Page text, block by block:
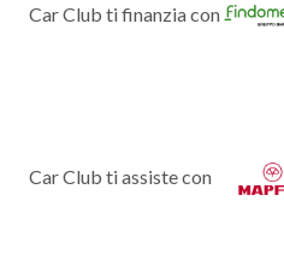
Car Club ti finanzia con
Car Club ti assiste con